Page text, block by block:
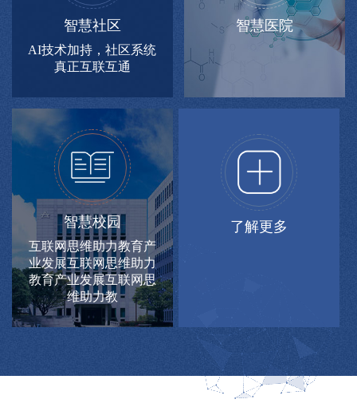
智慧社区
AI技术加持，社区系统
真正互联互通
智慧医院
智慧校园
互联网思维助力教育产
业发展互联网思维助力
教育产业发展互联网思
维助力教
了解更多